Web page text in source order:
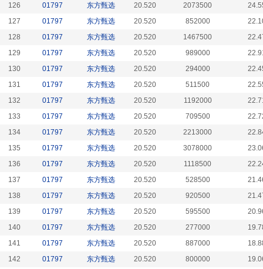
126
01797 东方甄选 20.520 2073500
127
01797 东方甄选 20.520 852000
128
01797 东方甄选 20.520 1467500
129
01797 东方甄选 20.520 989000
130
01797 东方甄选 20.520 294000
131
01797 东方甄选 20.520 511500
132
01797 东方甄选 20.520 1192000
133
01797 东方甄选 20.520 709500
134
01797 东方甄选 20.520 2213000
135
01797 东方甄选 20.520 3078000
136
01797 东方甄选 20.520 1118500
137
01797 东方甄选 20.520 528500
138
01797 东方甄选 20.520 920500
139
01797 东方甄选 20.520 595500
140
01797 东方甄选 20.520 277000
141
01797 东方甄选 20.520 887000
142
01797 东方甄选 20.520 800000